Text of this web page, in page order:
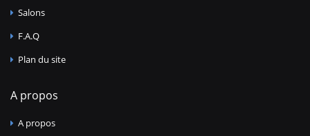
Salons
F.A.Q
Plan du site
A propos
A propos